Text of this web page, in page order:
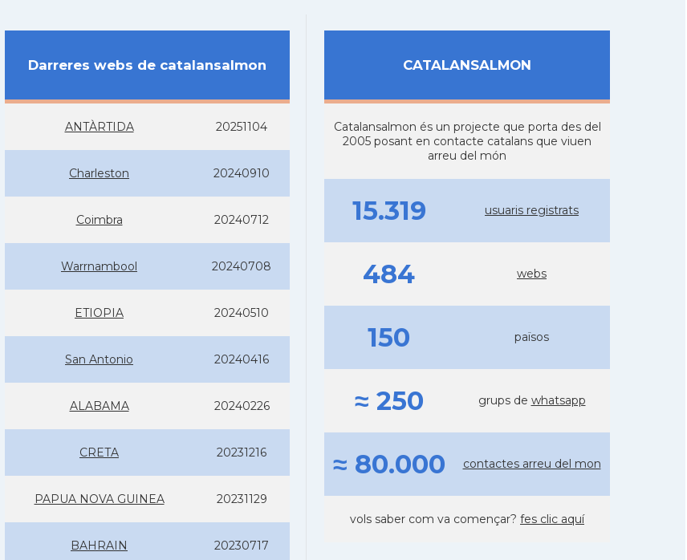
Darreres webs de catalansalmon
ANTÀRTIDA 20251104
Charleston 20240910
Coimbra 20240712
Warrnambool 20240708
ETIOPIA 20240510
San Antonio 20240416
ALABAMA 20240226
CRETA 20231216
PAPUA NOVA GUINEA 20231129
BAHRAIN 20230717
CATALANSALMON
Catalansalmon és un projecte que porta des del
2005 posant en contacte catalans que viuen
arreu del món
15.319 usuaris registrats
484 webs
150 països
≈ 250 grups de whatsapp
≈ 80.000 contactes arreu del mon
vols saber com va començar? fes clic aquí